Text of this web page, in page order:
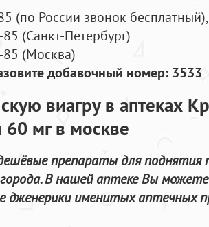
(по России звонок бесплатный),
(Санкт-Петербург)
(Москва)
добавочный номер: 3533
виагру в аптеках
60 мг в москве
дешёвые препараты для
В нашей аптеке Вы
дженерики именитых аптечных